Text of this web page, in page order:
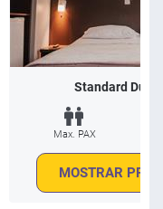
Standard Duplo
Max. PAX
MOSTRAR